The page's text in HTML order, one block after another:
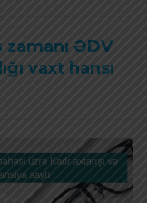
zamanı ƏDV
vaxt hansı